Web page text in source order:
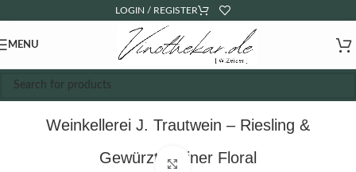
LOGIN / REGISTER
MENU
Weinkellerei J. Trautwein – Riesling &
Gewürztraminer Floral
Click to enlarge